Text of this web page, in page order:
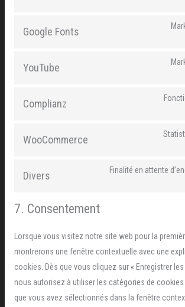
Google Fonts
YouTube
Complianz
WooCommerce
Divers Finalité en attente
7. Consentement
Lorsque vous visitez notre site web pour la
montrerons une fenêtre contextuelle avec une
cookies. Dès que vous cliquez sur « Enregistrer
nous autorisez à utiliser les catégories de cookies
que vous avez sélectionnés dans la fenêtre